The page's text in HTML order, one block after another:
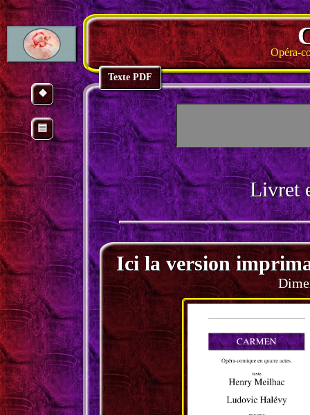
❖
▤
Opéra-
Texte PDF
Livret
Ici la version